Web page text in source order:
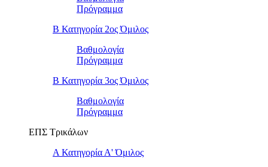
Πρόγραμμα
Β Κατηγορία 2ος Όμιλος
Βαθμολογία
Πρόγραμμα
Β Κατηγορία 3ος Όμιλος
Βαθμολογία
Πρόγραμμα
ΕΠΣ Τρικάλων
Α Κατηγορία Α' Όμιλος